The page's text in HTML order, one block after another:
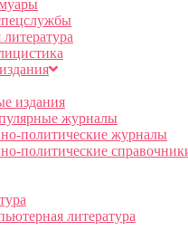
издания
журналы
политические журналы
политические
литература